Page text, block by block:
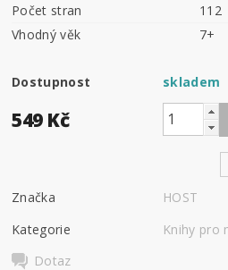
Počet stran
112
Vhodný věk
7+
Dostupnost skladem
549 Kč
Značka
HOST
Kategorie
Knihy pro
Dotaz